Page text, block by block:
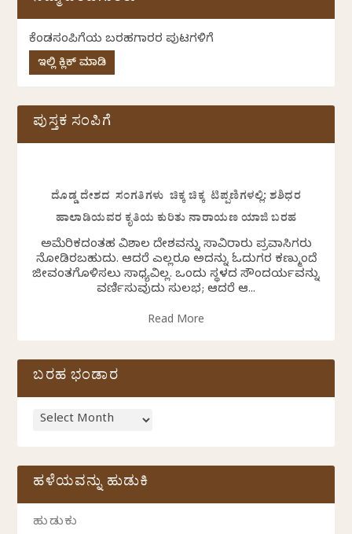
ಕೆಂಡಸಂಪಿಗೆಯ ಬರಹಗಾರರ ಪುಟಗಳಿಗೆ
ಇಲ್ಲಿ ಕ್ಲಿಕ್ ಮಾಡಿ
ಪುಸ್ತಕ ಸಂಪಿಗೆ
ದೊಡ್ಡ ದೇಶದ ಸಂಗತಿಗಳು ಚಿಕ್ಕ ಚಿಕ್ಕ ಟಿಪ್ಪಣಿಗಳಲ್ಲಿ: ಶಶಿಧರ
ಹಾಲಾಡಿಯವರ ಕೃತಿಯ ಕುರಿತು ನಾರಾಯಣ ಯಾಜಿ ಬರಹ
ಅಮೆರಿಕದಂತಹ ವಿಶಾಲ ದೇಶವನ್ನು ಸಾವಿರಾರು ಪ್ರವಾಸಿಗರು
ನೋಡಿರಬಹುದು. ಆದರೆ ಎಲ್ಲರೂ ಅದನ್ನು ಓದುಗರ ಕಣ್ಮುಂದೆ
ಜೀವಂತಗೊಳಿಸಲು ಸಾಧ್ಯವಿಲ್ಲ. ಒಂದು ಸ್ಥಳದ ಸೌಂದರ್ಯವನ್ನು
ವರ್ಣಿಸುವುದು ಸುಲಭ; ಆದರೆ ಆ...
Read More
ಬರಹ ಭಂಡಾರ
ಹಳೆಯವನ್ನು ಹುಡುಕಿ